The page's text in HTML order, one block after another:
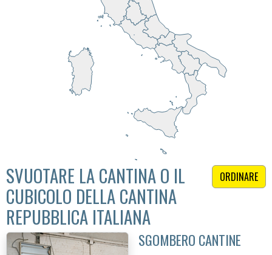
ORDINARE
SVUOTARE LA CANTINA O IL
CUBICOLO DELLA CANTINA
REPUBBLICA ITALIANA
SGOMBERO CANTINE